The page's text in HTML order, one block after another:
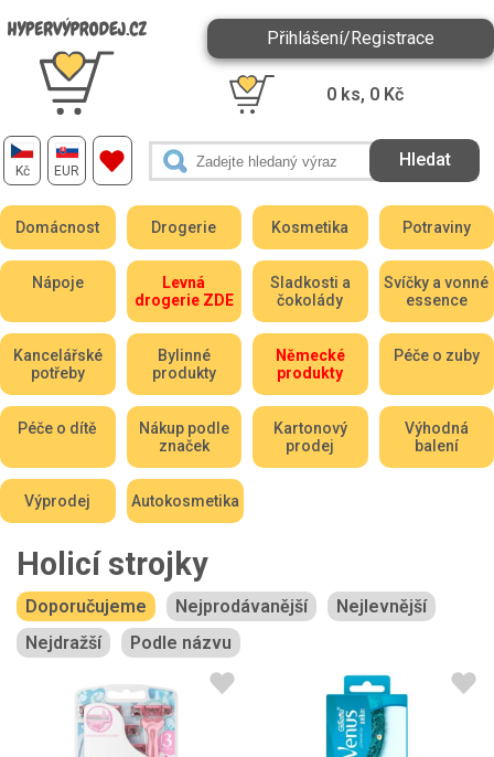
Kč EUR
Přihlášení/Registrace
0 ks, 0 Kč
Domácnost Drogerie Kosmetika Potraviny
Nápoje
Levná
drogerie ZDE
Sladkosti a
čokolády
Svíčky a vonné
essence
Kancelářské
potřeby
Bylinné
produkty
Německé
produkty
Péče o zuby
Péče o dítě
Nákup podle
značek
Kartonový
prodej
Výhodná
balení
Výprodej Autokosmetika
Holicí strojky
Doporučujeme Nejprodávanější
Nejlevnější
Nejdražší
Podle názvu